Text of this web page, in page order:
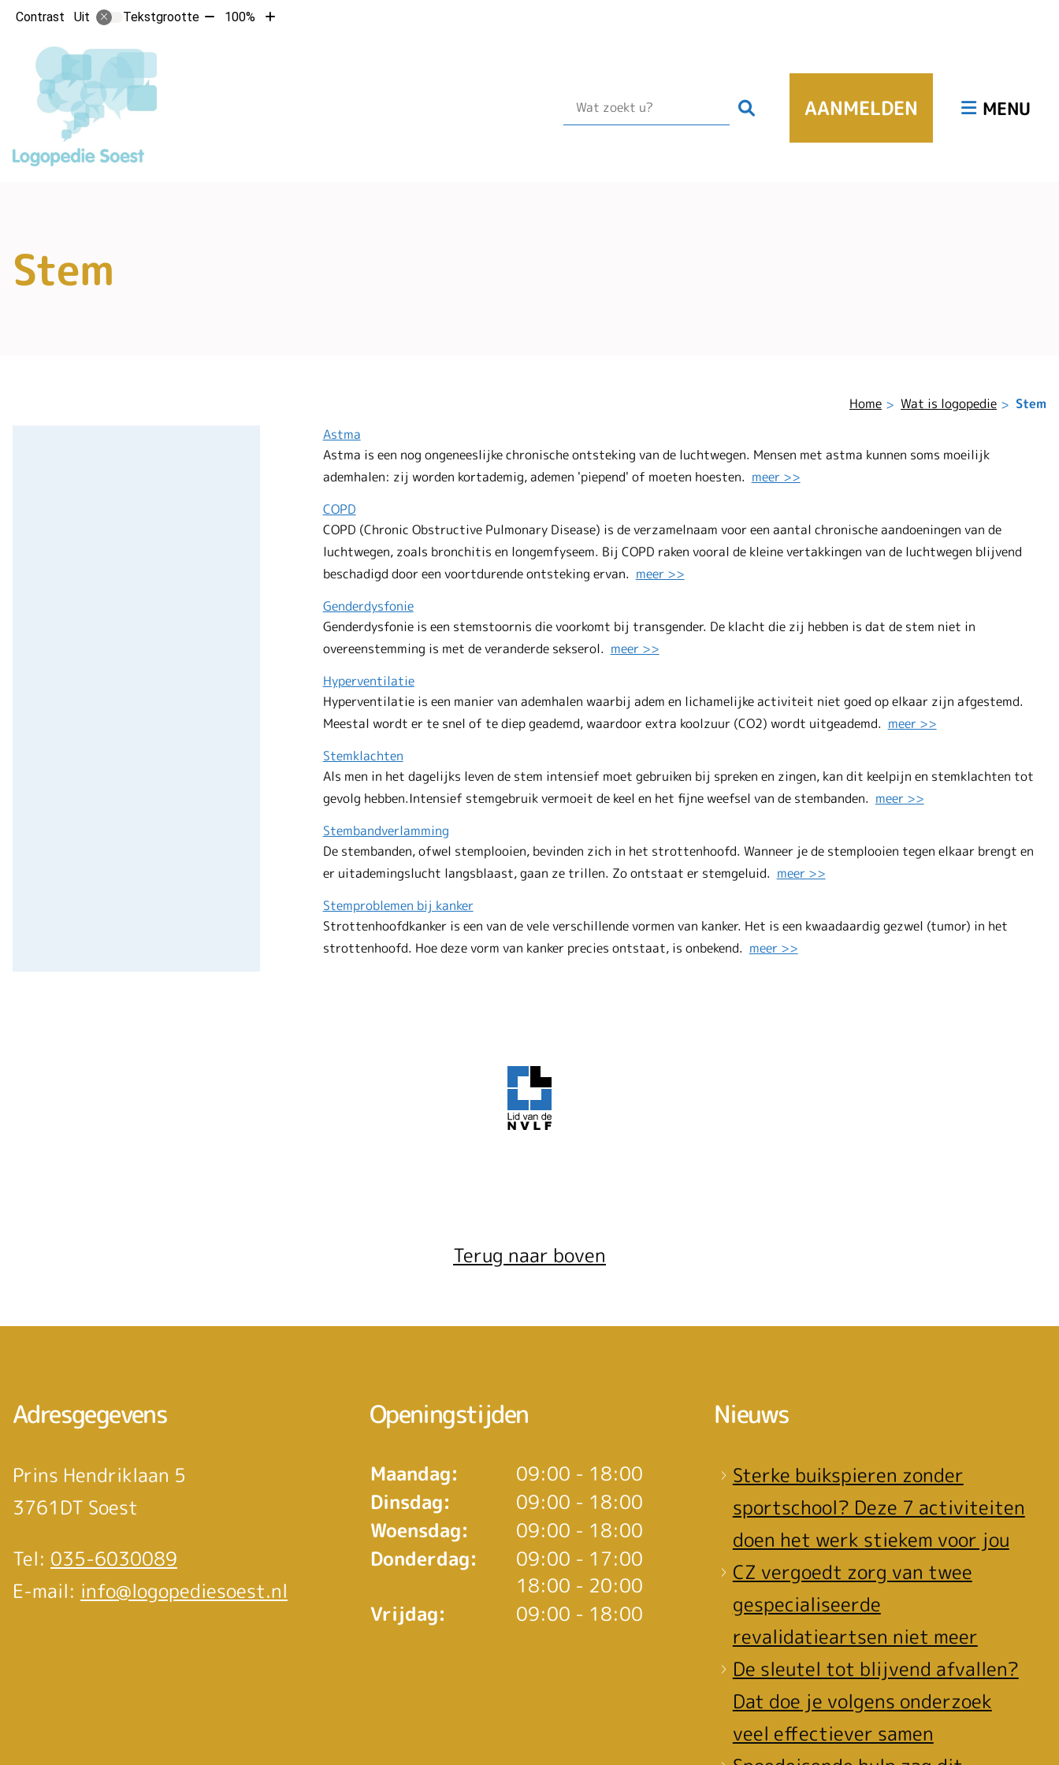
Contrast Uit Tekstgrootte Tekst100%
Tekst
Hoofdmenu
MENU
ZoekenAANMELDEN
Home Wat is logopedie Stem
Stem
Astma
Astma is een nog ongeneeslijke chronische ontsteking van de luchtwegen. Mensen met astma kunnen soms moeilijk
ademhalen: zij worden kortademig, ademen 'piepend' of moeten hoesten. meer >>
COPD
COPD (Chronic Obstructive Pulmonary Disease) is de verzamelnaam voor een aantal chronische aandoeningen van de
luchtwegen, zoals bronchitis en longemfyseem. Bij COPD raken vooral de kleine vertakkingen van de luchtwegen blijvend
beschadigd door een voortdurende ontsteking ervan. meer >>
Genderdysfonie
Genderdysfonie is een stemstoornis die voorkomt bij transgender. De klacht die zij hebben is dat de stem niet in
overeenstemming is met de veranderde sekserol. meer >>
Hyperventilatie
Hyperventilatie is een manier van ademhalen waarbij adem en lichamelijke activiteit niet goed op elkaar zijn afgestemd.
Meestal wordt er te snel of te diep geademd, waardoor extra koolzuur (CO2) wordt uitgeademd. meer >>
Stemklachten
Als men in het dagelijks leven de stem intensief moet gebruiken bij spreken en zingen, kan dit keelpijn en stemklachten tot
gevolg hebben.Intensief stemgebruik vermoeit de keel en het fijne weefsel van de stembanden. meer >>
Stembandverlamming
De stembanden, ofwel stemplooien, bevinden zich in het strottenhoofd. Wanneer je de stemplooien tegen elkaar brengt en
er uitademingslucht langsblaast, gaan ze trillen. Zo ontstaat er stemgeluid. meer >>
Stemproblemen bij kanker
Strottenhoofdkanker is een van de vele verschillende vormen van kanker. Het is een kwaadaardig gezwel (tumor) in het
strottenhoofd. Hoe deze vorm van kanker precies ontstaat, is onbekend. meer >>
Terug naar boven
Adresgegevens
Prins Hendriklaan 5
3761DT Soest
Tel: 035-6030089
E-mail: info@logopediesoest.nl
Openingstijden
Maandag:
09:00 - 18:00
Dinsdag:
09:00 - 18:00
Woensdag:
09:00 - 18:00
Donderdag:
09:00 tot
- 17:00
18:00 tot
- 20:00
Vrijdag:
09:00 - 18:00
Nieuws
Sterke buikspieren zonder
sportschool? Deze 7 activiteiten
doen het werk stiekem voor jou
CZ vergoedt zorg van twee
gespecialiseerde
revalidatieartsen niet meer
De sleutel tot blijvend afvallen?
Dat doe je volgens onderzoek
veel effectiever samen